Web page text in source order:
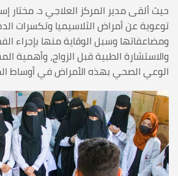
حيث ألقى مدير المركز العلاجي د. مختار
توعوية عن أمراض الثلاسيميا وتكسرات
ومضاعفاتها وسبل الوقاية منها بإجراء
والاستشارة الطبية قبل الزواج، وأهمية
الوعي الصحي بهذه الأمراض في أوساط